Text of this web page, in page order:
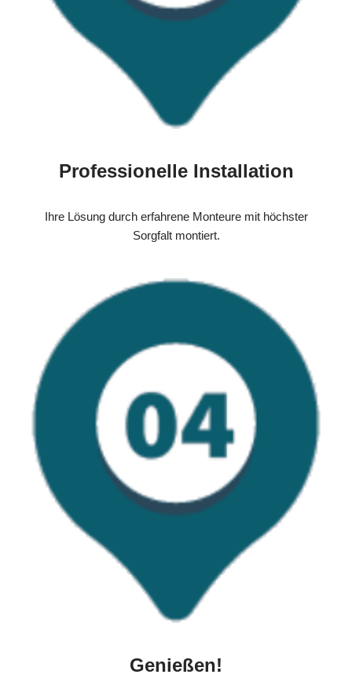
Professionelle Installation
Ihre Lösung durch erfahrene Monteure mit höchster
Sorgfalt montiert.
Genießen!